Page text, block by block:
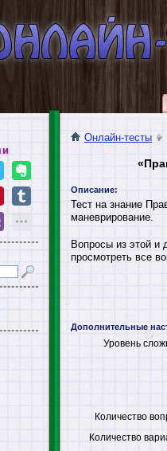
Онлайн-тесты
Описание:
Тест на знание
маневрирование.
Вопросы из этой и
просмотреть все
Дополнительные
Уровень
Количество
Количество